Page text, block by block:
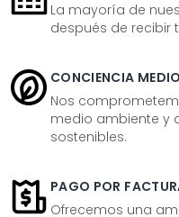
La mayoría de
después de recibir
CONCIENCIA
Nos
medio ambiente y
sostenibles.
PAGO POR
Ofrecemos una